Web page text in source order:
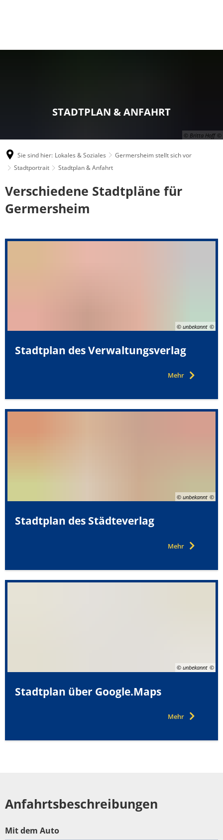
© Britta Hoff
STADTPLAN & ANFAHRT
Sie sind hier: Lokales & Soziales
Germersheim stellt sich vor
Stadtportrait
Stadtplan & Anfahrt
Stadtplan
&
Verschiedene Stadtpläne für
Germersheim
© unbekannt
Stadtplan des Verwaltungsverlag
Mehr
© unbekannt
Stadtplan des Städteverlag
Mehr
© unbekannt
Stadtplan über Google.Maps
Mehr
Anfahrtsbeschreibungen
Mit dem Auto